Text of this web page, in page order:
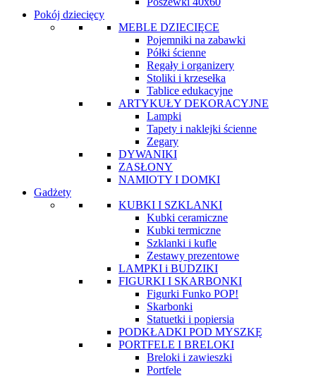
Pokój dziecięcy
MEBLE DZIECIĘCE
Pojemniki na zabawki
Półki ścienne
Regały i organizery
Stoliki i krzesełka
Tablice edukacyjne
ARTYKUŁY DEKORACYJNE
Lampki
Tapety i naklejki ścienne
Zegary
DYWANIKI
ZASŁONY
NAMIOTY I DOMKI
Gadżety
KUBKI I SZKLANKI
Kubki ceramiczne
Kubki termiczne
Szklanki i kufle
Zestawy prezentowe
LAMPKI i BUDZIKI
FIGURKI I SKARBONKI
Figurki Funko POP!
Skarbonki
Statuetki i popiersia
PODKŁADKI POD MYSZKĘ
PORTFELE I BRELOKI
Breloki i zawieszki
Portfele